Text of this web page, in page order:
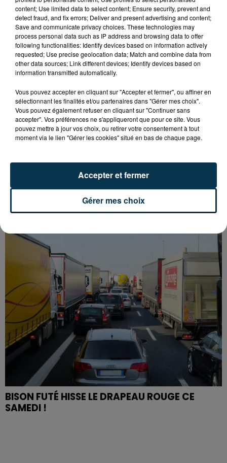
CYANOBACTÉRIES : LE PRÉFÊT PREND UN
ARRÊTÉ POUR LES ACTIVITÉS DE...
L’ASSE RÉDUIT FACE À SOCHAUX, UNE
PREMIÈRE VICTOIRE POUR NOS VERTS ?
BISON FUTÉ HISSE LE DRAPEAU ROUGE CE
SAMEDI !
content; Use limited data to select content; Ensure security, prevent and
detect fraud, and fix errors; Deliver and present advertising and content;
Save and communicate privacy choices. These technologies may
process personal data such as IP address and browsing data to offer
following functionalities: Identify devices based on information actively
requested; Use precise geolocation data; Match and combine data from
other data sources; Link different devices; Identify devices based on
information transmitted automatically.
Vous pouvez accepter en cliquant sur "Accepter et fermer", ou affiner en
sélectionnant les finalités et/ou partenaires dans "Gérer mes choix".
Vous pouvez également refuser en cliquant sur "Continuer sans
accepter". Vos préférences ne s'appliqueront que pour ce site. Vous
pouvez mettre à jour vos choix, ou retirer votre consentement à tout
moment via le lien "Gérer les cookies" situé en bas de chaque page.
Gérer mes choix
Accepter et fermer